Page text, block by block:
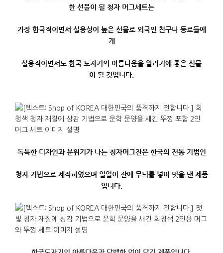
한 선물이 될 청자 머그세트는
가장 한국적이면서 실용성이 높은 선물로 외국인 친구나 동료들에
게
실용적이면서도 한국 도자기의 아름다움을 알리기에 좋은 선물
이 될 것입니다
독특한 디자인과 분위기가 나는청자머그잔은 한국의 전통 기법인
청자 기법으로 제작하였으며 일일이 잔에 무늬를 넣어 멋을 낸 제품
입니다.